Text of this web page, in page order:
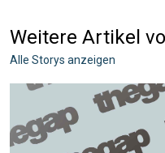
Weitere Artikel
Alle Storys anzeigen